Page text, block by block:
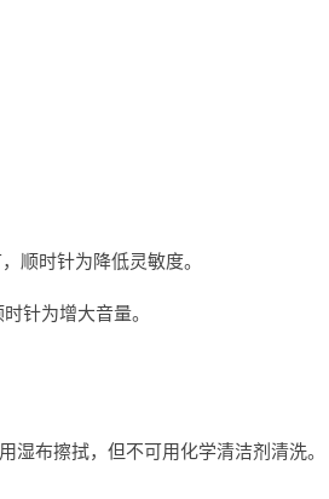
顺时针为降低灵敏度。
针为增大音量。
湿布擦拭，但不可用化学清洁剂清洗。